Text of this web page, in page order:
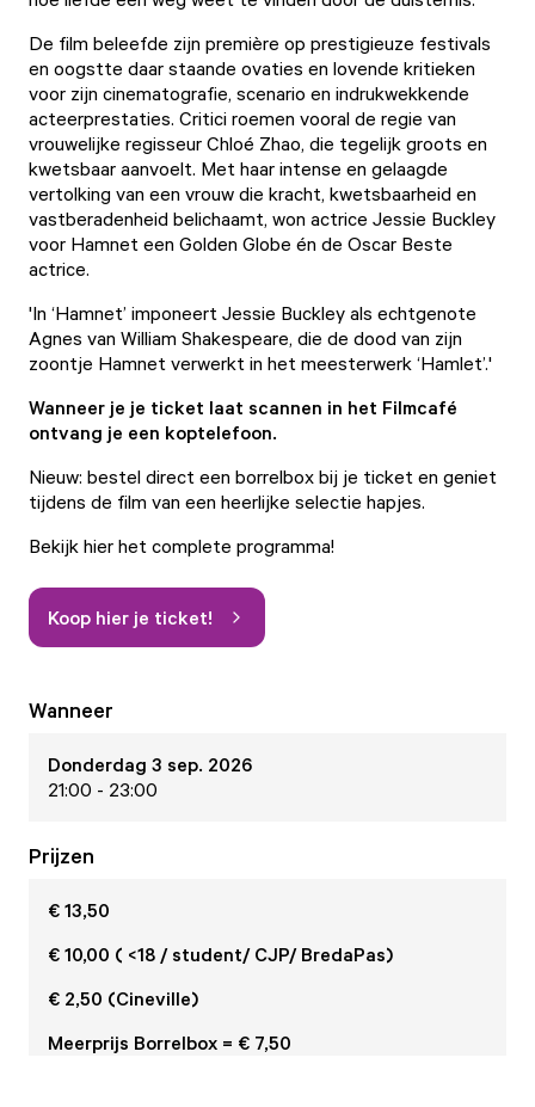
De film beleefde zijn première op prestigieuze festivals
en oogstte daar staande ovaties en lovende kritieken
voor zijn cinematografie, scenario en indrukwekkende
acteerprestaties. Critici roemen vooral de regie van
vrouwelijke regisseur Chloé Zhao, die tegelijk groots en
kwetsbaar aanvoelt. Met haar intense en gelaagde
vertolking van een vrouw die kracht, kwetsbaarheid en
vastberadenheid belichaamt, won actrice Jessie Buckley
voor Hamnet een Golden Globe én de Oscar Beste
actrice.
'In ‘Hamnet’ imponeert Jessie Buckley als echtgenote
Agnes van William Shakespeare, die de dood van zijn
zoontje Hamnet verwerkt in het meesterwerk ‘Hamlet’.'
Wanneer je je ticket laat scannen in het Filmcafé
ontvang je een koptelefoon.
Nieuw: bestel direct een borrelbox bij je ticket en geniet
tijdens de film van een heerlijke selectie hapjes.
Bekijk hier het complete programma!
Koop hier je ticket!
Wanneer
Donderdag 3 sep. 2026
21:00 - 23:00
Prijzen
€ 13,50
€ 10,00 ( <18 / student/ CJP/ BredaPas)
€ 2,50 (Cineville)
Meerprijs Borrelbox = € 7,50